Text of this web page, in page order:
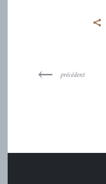
précédent